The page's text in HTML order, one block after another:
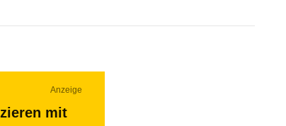
Anzeige
mit